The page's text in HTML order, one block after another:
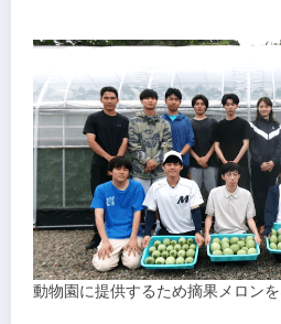
動物園に提供するため摘果メロン